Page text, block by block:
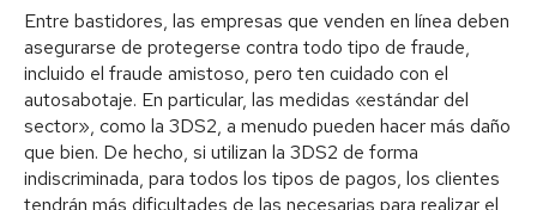
Entre bastidores, las empresas que venden en línea deben
asegurarse de protegerse contra todo tipo de fraude,
incluido el fraude amistoso, pero ten cuidado con el
autosabotaje. En particular, las medidas «estándar del
sector», como la 3DS2, a menudo pueden hacer más daño
que bien. De hecho, si utilizan la 3DS2 de forma
indiscriminada, para todos los tipos de pagos, los clientes
tendrán más dificultades de las necesarias para realizar el